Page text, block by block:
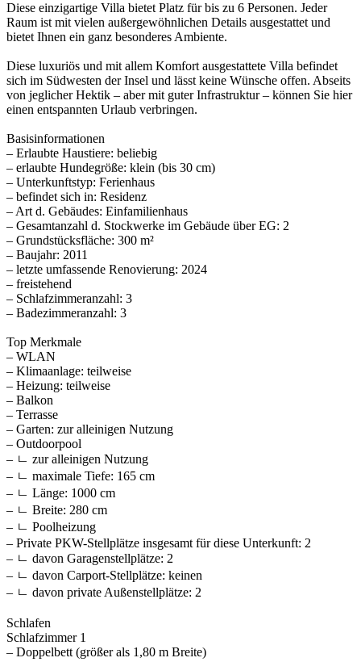
Diese einzigartige Villa bietet Platz für bis zu 6 Personen. Jeder
Raum ist mit vielen außergewöhnlichen Details ausgestattet und
bietet Ihnen ein ganz besonderes Ambiente.
Diese luxuriös und mit allem Komfort ausgestattete Villa befindet
sich im Südwesten der Insel und lässt keine Wünsche offen. Abseits
von jeglicher Hektik – aber mit guter Infrastruktur – können Sie hier
einen entspannten Urlaub verbringen.
Basisinformationen
– Erlaubte Haustiere: beliebig
– erlaubte Hundegröße: klein (bis 30 cm)
– Unterkunftstyp: Ferienhaus
– befindet sich in: Residenz
– Art d. Gebäudes: Einfamilienhaus
– Gesamtanzahl d. Stockwerke im Gebäude über EG: 2
– Grundstücksfläche: 300 m²
– Baujahr: 2011
– letzte umfassende Renovierung: 2024
– freistehend
– Schlafzimmeranzahl: 3
– Badezimmeranzahl: 3
Top Merkmale
– WLAN
– Klimaanlage: teilweise
– Heizung: teilweise
– Balkon
– Terrasse
– Garten: zur alleinigen Nutzung
– Outdoorpool
– ㄴ zur alleinigen Nutzung
– ㄴ maximale Tiefe: 165 cm
– ㄴ Länge: 1000 cm
– ㄴ Breite: 280 cm
– ㄴ Poolheizung
– Private PKW-Stellplätze insgesamt für diese Unterkunft: 2
– ㄴ davon Garagenstellplätze: 2
– ㄴ davon Carport-Stellplätze: keinen
– ㄴ davon private Außen­stellplätze: 2
Schlafen
Schlafzimmer 1
– Doppelbett (größer als 1,80 m Breite)